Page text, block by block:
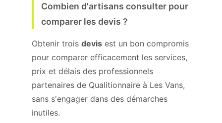
Combien d'artisans consulter pour
comparer les devis ?
Obtenir trois devis est un bon compromis
pour comparer efficacement les services,
prix et délais des professionnels
partenaires de Qualitionnaire à Les Vans,
sans s'engager dans des démarches
inutiles.